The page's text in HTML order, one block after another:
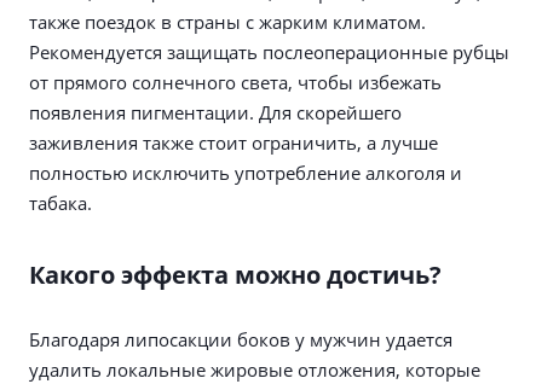
также поездок в страны с жарким климатом.
Рекомендуется защищать послеоперационные рубцы
от прямого солнечного света, чтобы избежать
появления пигментации. Для скорейшего
заживления также стоит ограничить, а лучше
полностью исключить употребление алкоголя и
табака.
Какого эффекта можно достичь?
Благодаря липосакции боков у мужчин удается
удалить локальные жировые отложения, которые